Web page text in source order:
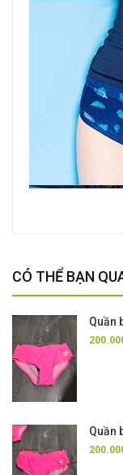
CÓ THỂ BẠN
Quần
Quần